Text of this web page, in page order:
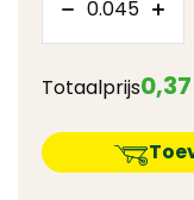
Totaalprijs0,37